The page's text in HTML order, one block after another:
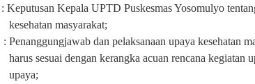
: Keputusan Kepala UPTD Puskesmas Yosomulyo
kesehatan masyarakat;
: Penanggungjawab dan pelaksanaan upaya kesehatan
harus sesuai dengan kerangka acuan rencana kegiatan
upaya;